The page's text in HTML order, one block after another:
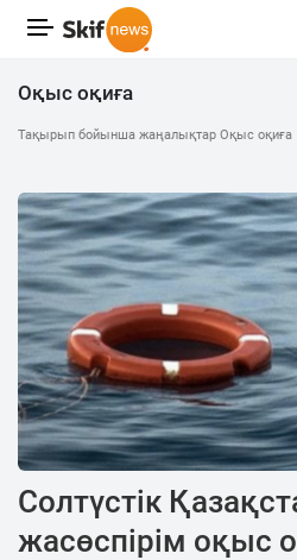
Оқыс оқиға
Тақырып бойынша жаңалықтар Оқыс оқиға
Солтүстік
жасөспірім оқыс